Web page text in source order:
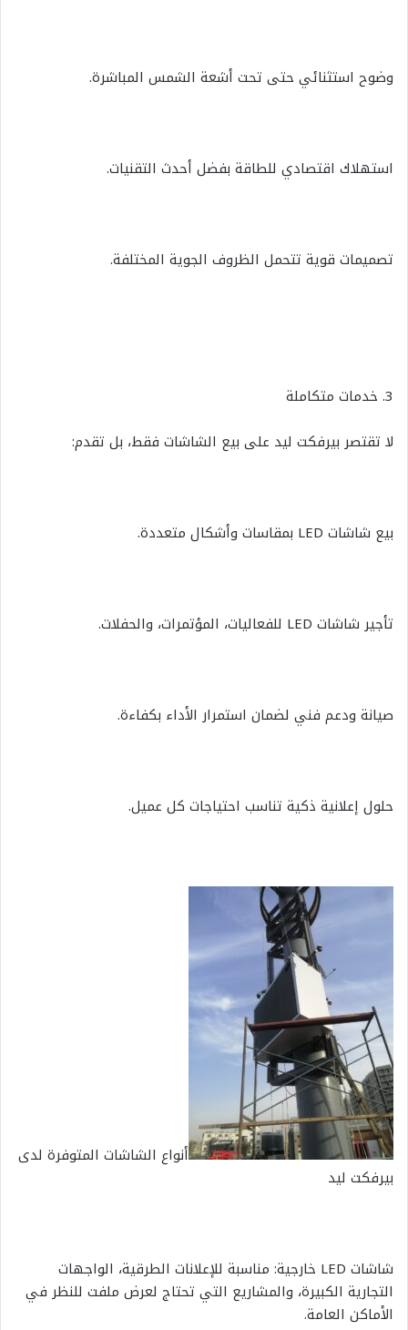
وضوح استثنائي حتى تحت أشعة الشمس المباشرة.
استهلاك اقتصادي للطاقة بفضل أحدث التقنيات.
تصميمات قوية تتحمل الظروف الجوية المختلفة.
3. خدمات متكاملة
لا تقتصر بيرفكت ليد على بيع الشاشات فقط، بل تقدم:
بيع شاشات LED بمقاسات وأشكال متعددة.
تأجير شاشات LED للفعاليات، المؤتمرات، والحفلات.
صيانة ودعم فني لضمان استمرار الأداء بكفاءة.
حلول إعلانية ذكية تناسب احتياجات كل عميل.
أنواع الشاشات المتوفرة لدى
بيرفكت ليد
شاشات LED خارجية: مناسبة للإعلانات الطرقية، الواجهات
التجارية الكبيرة، والمشاريع التي تحتاج لعرض ملفت للنظر في
الأماكن العامة.